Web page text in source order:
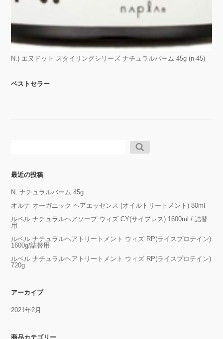
N.) エヌドット スタイリングシリーズ ナチュラルバーム 45g (n-45)
ベストセラー
最近の投稿
N. ナチュラルバーム 45g
オルナ オーガニック ヘアエッセンス (オイルトリートメント) 80ml
ルベル ナチュラルヘアソープ ウィズ CY(サイプレス) 1600ml / 詰替
用
ルベル ナチュラルヘアトリートメント ウィズ RP(ライスプロテイン)
1600g/詰替用
ルベル ナチュラルヘアトリートメント ウィズ RP(ライスプロテイン)
720g
アーカイブ
2021年2月
商品カテゴリー